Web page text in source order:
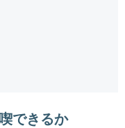
できるか